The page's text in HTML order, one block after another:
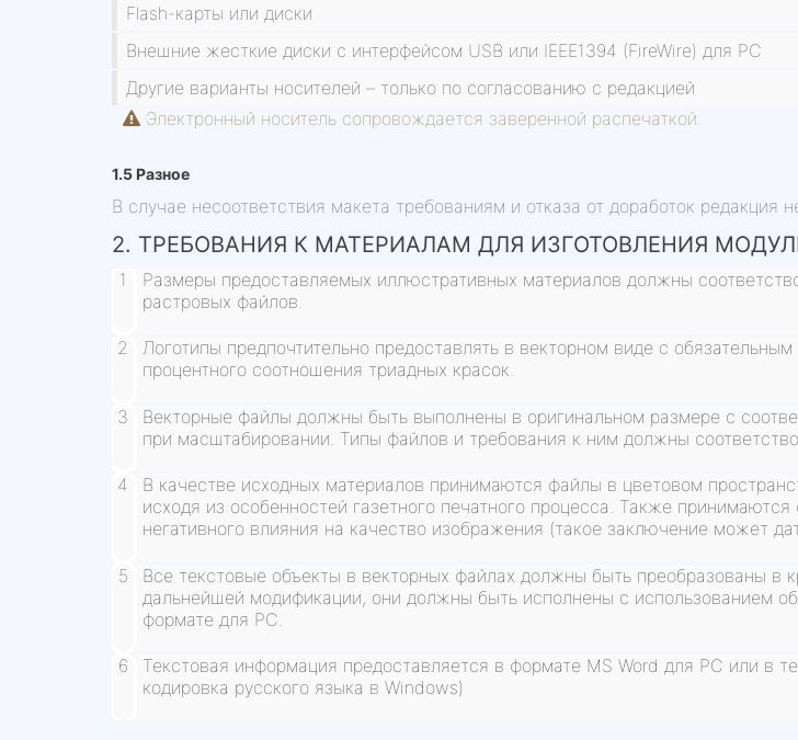
Flash-карты или диски
Внешние жесткие диски с интерфейсом USB или IEEE1394 (FireWire) для PC
Другие варианты носителей – только по согласованию с редакцией
Электронный носитель сопровождается заверенной распечаткой.
1.5 Разное
В случае несоответствия макета требованиям и отказа от доработок редакция
2. ТРЕБОВАНИЯ К МАТЕРИАЛАМ ДЛЯ ИЗГОТОВЛЕНИЯ
Размеры предоставляемых иллюстративных материалов должны
растровых файлов.
Логотипы предпочтительно предоставлять в векторном виде с
процентного соотношения триадных красок.
Векторные файлы должны быть выполнены в оригинальном размере с
при масштабировании. Типы файлов и требования к ним должны
В качестве исходных материалов принимаются файлы в цветовом
исходя из особенностей газетного печатного процесса. Также
негативного влияния на качество изображения (такое заключение может
Все текстовые объекты в векторных файлах должны быть преобразованы в
дальнейшей модификации, они должны быть исполнены с использованием
формате для РС.
Текстовая информация предоставляется в формате MS Word для РС или в
кодировка русского языка в Windows)